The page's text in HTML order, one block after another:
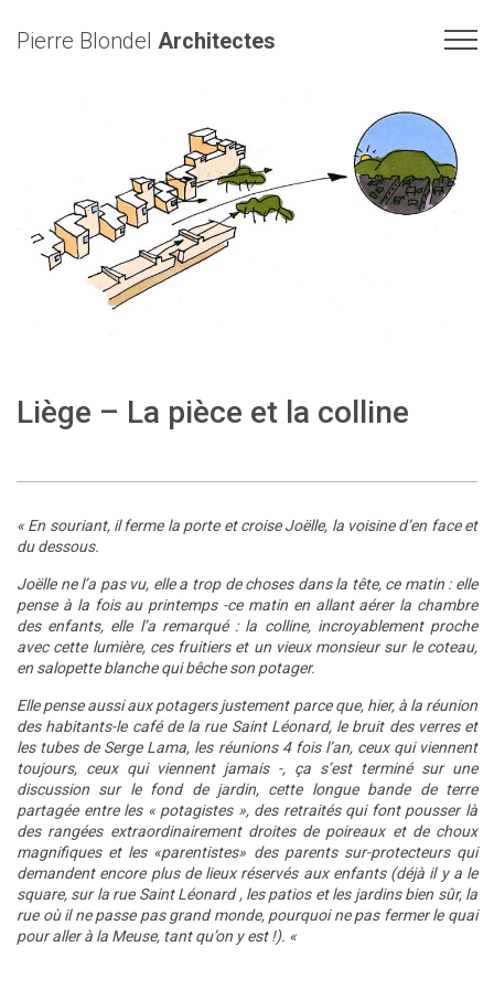
Pierre Blondel Architectes
Liège – La pièce et la colline
« En souriant, il ferme la porte et croise Joëlle, la voisine d’en face et
du dessous.
Joëlle ne l’a pas vu, elle a trop de choses dans la tête, ce matin : elle
pense à la fois au printemps -ce matin en allant aérer la chambre
des enfants, elle l’a remarqué : la colline, incroyablement proche
avec cette lumière, ces fruitiers et un vieux monsieur sur le coteau,
en salopette blanche qui bêche son potager.
Elle pense aussi aux potagers justement parce que, hier, à la réunion
des habitants-le café de la rue Saint Léonard, le bruit des verres et
les tubes de Serge Lama, les réunions 4 fois l’an, ceux qui viennent
toujours, ceux qui viennent jamais -, ça s’est terminé sur une
discussion sur le fond de jardin, cette longue bande de terre
partagée entre les « potagistes », des retraités qui font pousser là
des rangées extraordinairement droites de poireaux et de choux
magnifiques et les «parentistes» des parents sur-protecteurs qui
demandent encore plus de lieux réservés aux enfants (déjà il y a le
square, sur la rue Saint Léonard , les patios et les jardins bien sûr, la
rue où il ne passe pas grand monde, pourquoi ne pas fermer le quai
pour aller à la Meuse, tant qu’on y est !). «